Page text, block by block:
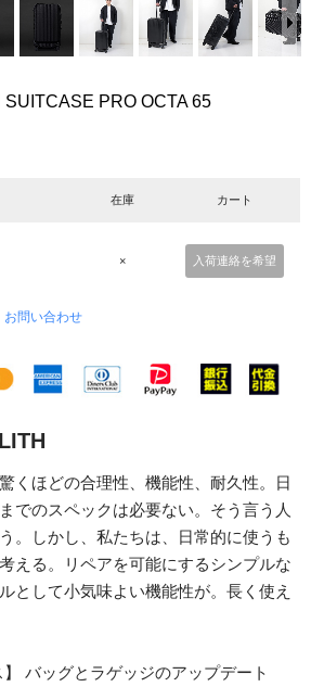
PRO OCTA 65
在庫 カート
× 入荷連絡を希望
お問い合わせ
くほどの合理性、機能性、耐久性。日
でのスペックは必要ない。そう言う人
。しかし、私たちは、日常的に使うも
える。リペアを可能にするシンプルな
として小気味よい機能性が。長く使え
バッグとラゲッジのアップデート